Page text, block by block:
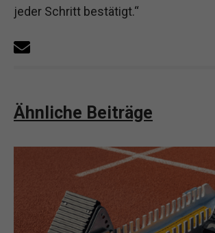
jeder Schritt bestätigt.“
Ähnliche Beiträge